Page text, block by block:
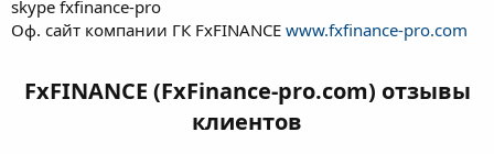
skype fxfinance-pro
Оф. сайт компании ГК FxFINANCE www.fxfinance-pro.com
FxFINANCE (FxFinance-pro.com) отзывы
клиентов​